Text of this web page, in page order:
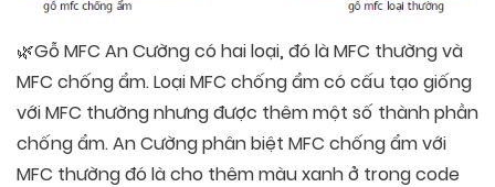
🌿Gỗ MFC An Cường có hai loại, đó là MFC thường và
MFC chống ẩm. Loại MFC chống ẩm có cấu tạo giống
với MFC thường nhưng được thêm một số thành phần
chống ẩm. An Cường phân biệt MFC chống ẩm với
MFC thường đó là cho thêm màu xanh ở trong code